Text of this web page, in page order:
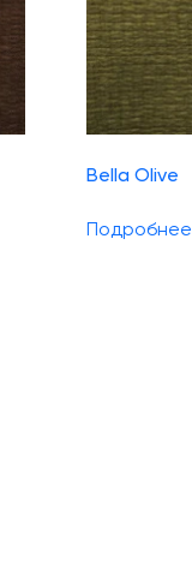
Bella Olive
Подробнее